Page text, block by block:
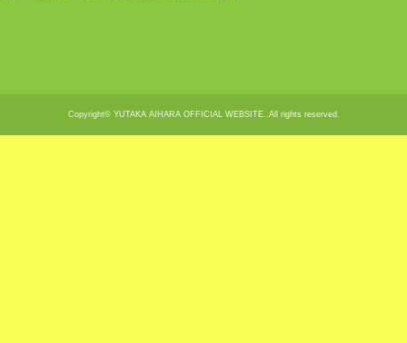
Copyright© YUTAKA AIHARA OFFICIAL WEBSITE..All rights reserved.